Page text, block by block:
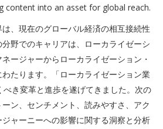
content into an asset for global reach.
、現在のグローバル経済の相互接続性
野でのキャリアは、ローカライゼーシ
ージャーからローカライゼーション・
たります。「ローカライゼーション業
き変革と進歩を遂げてきました。次の
ン、センチメント、読みやすさ、アク
ャーニーへの影響に関する洞察と分析